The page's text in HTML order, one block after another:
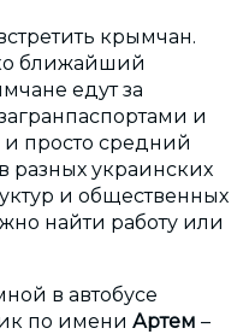
крымчан.
ближайший
едут за
и
просто средний
разных украинских
и общественных
найти работу или
в автобусе
по имени Артем –